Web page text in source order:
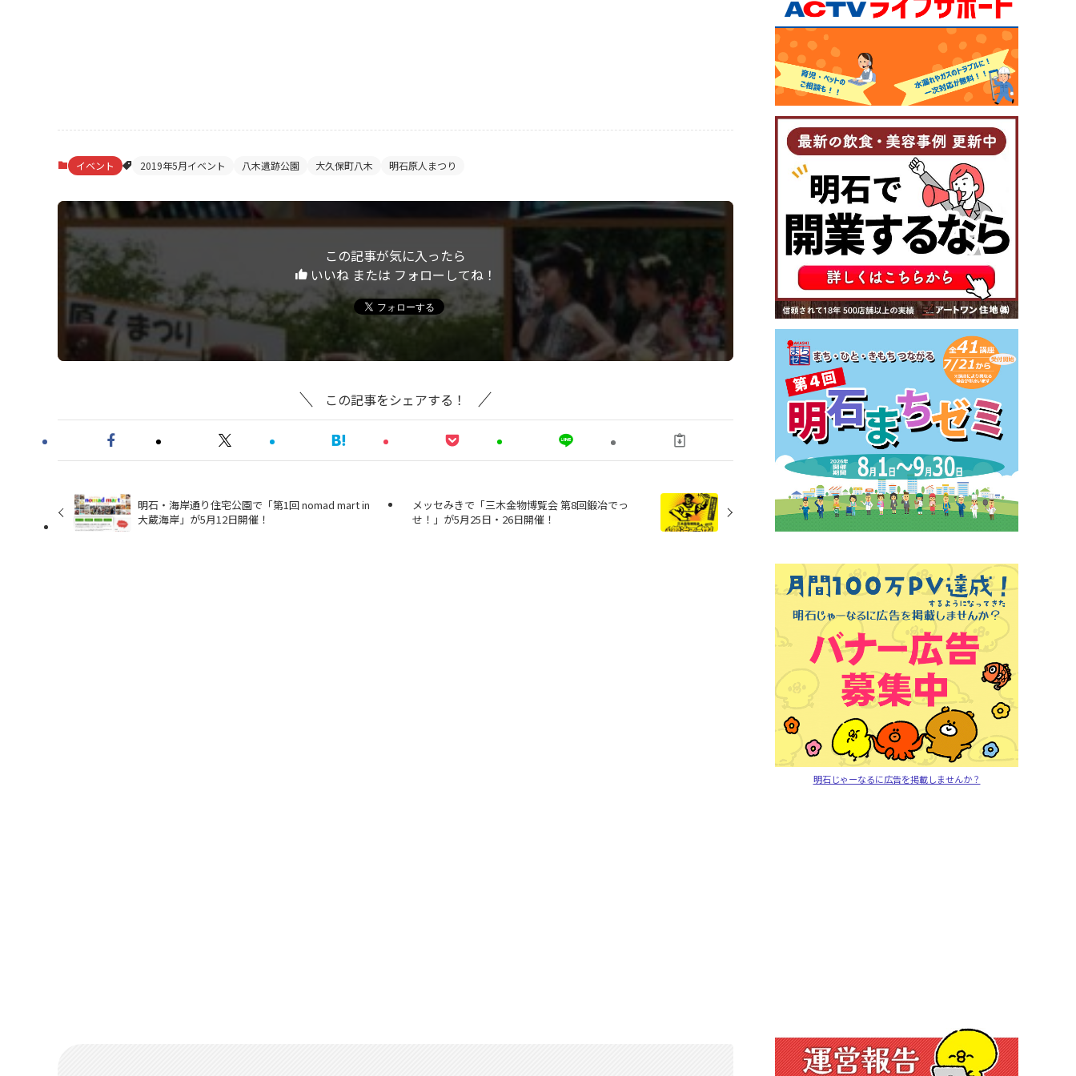
イベント 2019年5月イベント 八木遺跡公園 大久保町八木 明石原人まつり
この記事が気に入ったら
いいね または フォローしてね！
この記事をシェアする！
明石・海岸通り住宅公園で「第1回 nomad mart in
大蔵海岸」が5月12日開催！
メッセみきで「三木金物博覧会 第8回鍛冶でっ
せ！」が5月25日・26日開催！
明石じゃーなるに広告を掲載しませんか？